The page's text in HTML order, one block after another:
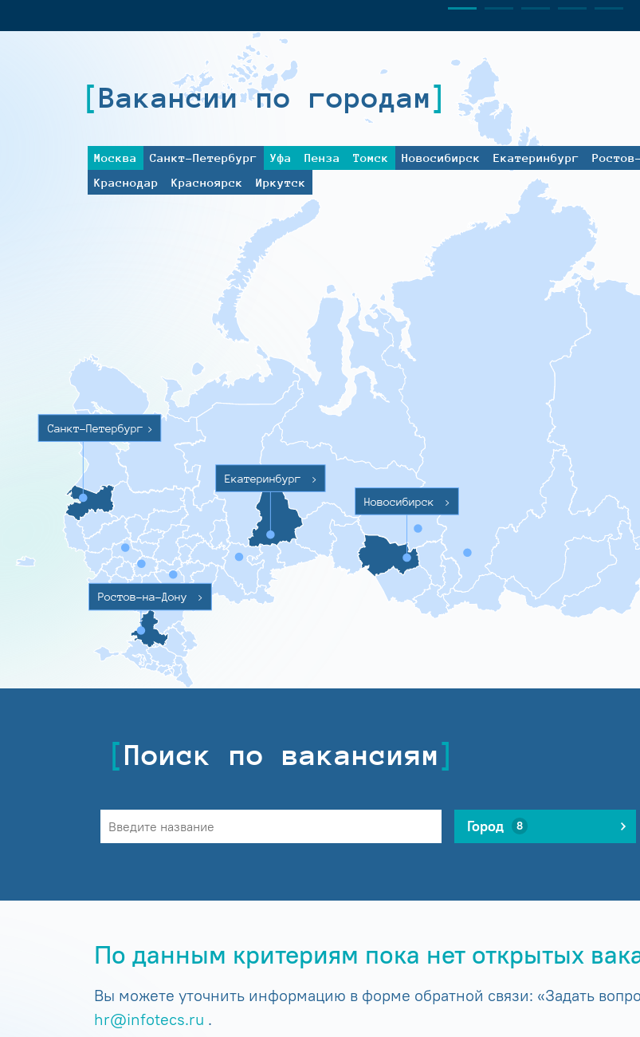
Вакансии по городам
Москва Санкт-Петербург Уфа Пенза Томск Новосибирск Екатеринбург
Краснодар
Красноярск Иркутск
Санкт-Петербург >
Ростов-на-Дону >
Екатеринбург
>
Новосибирск
>
Поиск по вакансиям
Город 8
По данным критериям пока нет открытых
Вы можете уточнить информацию в форме обратной связи: «Задать
hr@infotecs.ru .